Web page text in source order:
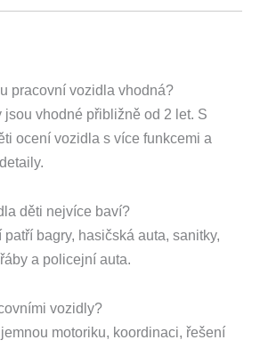
pracovní vozidla vhodná?
vhodné přibližně od 2 let. S
ocení vozidla s více funkcemi a
děti nejvíce baví?
bagry, hasičská auta, sanitky,
a policejní auta.
vozidly?
motoriku, koordinaci, řešení